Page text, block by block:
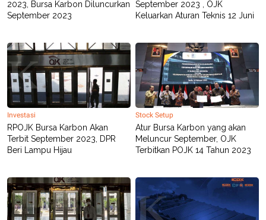
2023, Bursa Karbon Diluncurkan
September 2023
September 2023 , OJK
Keluarkan Aturan Teknis 12 Juni
Investasi
RPOJK Bursa Karbon Akan
Terbit September 2023, DPR
Beri Lampu Hijau
Stock Setup
Atur Bursa Karbon yang akan
Meluncur September, OJK
Terbitkan POJK 14 Tahun 2023